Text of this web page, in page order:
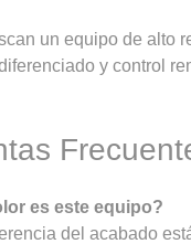
un equipo de alto
y control
es este equipo?
del acabado